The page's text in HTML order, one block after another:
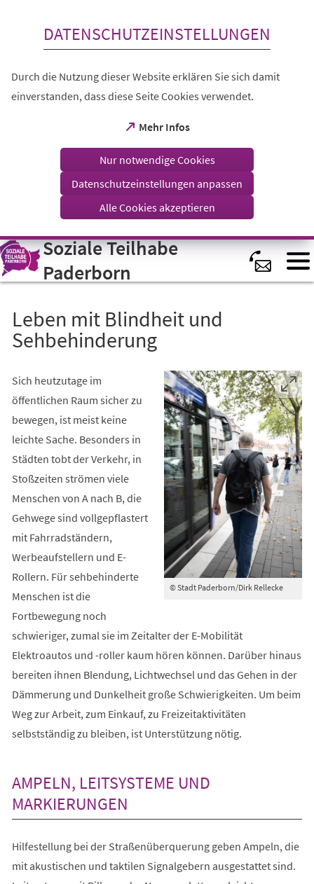
Visuelle
Assistenzsoftware
öffnen.
DATENSCHUTZEINSTELLUNGEN
Durch die Nutzung dieser Website erklären Sie sich damit
einverstanden, dass diese Seite Cookies verwendet.
Mehr Infos
(Öffnet
einem
Tab)
Nur notwendige Cookies
Datenschutzeinstellungen anpassen
Alle Cookies akzeptieren
Soziale Teilhabe
Paderborn
Leben mit Blindheit und
Sehbehinderung
© Stadt Paderborn/Dirk Rellecke
Sich heutzutage im
öffentlichen Raum sicher zu
bewegen, ist meist keine
leichte Sache. Besonders in
Städten tobt der Verkehr, in
Stoßzeiten strömen viele
Menschen von A nach B, die
Gehwege sind vollgepflastert
mit Fahrradständern,
Werbeaufstellern und E-
Rollern. Für sehbehinderte
Menschen ist die
Fortbewegung noch
schwieriger, zumal sie im Zeitalter der E-Mobilität
Elektroautos und -roller kaum hören können. Darüber hinaus
bereiten ihnen Blendung, Lichtwechsel und das Gehen in der
Dämmerung und Dunkelheit große Schwierigkeiten. Um beim
Weg zur Arbeit, zum Einkauf, zu Freizeitaktivitäten
selbstständig zu bleiben, ist Unterstützung nötig.
AMPELN, LEITSYSTEME UND
MARKIERUNGEN
Hilfestellung bei der Straßenüberquerung geben Ampeln, die
mit akustischen und taktilen Signalgebern ausgestattet sind.